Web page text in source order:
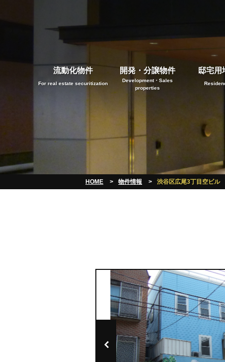
流動化物件
For real estate securitization
開発・分譲物件
Development・Sales
properties
邸宅用
HOME 物件情報 渋谷区広尾3丁目空ビル